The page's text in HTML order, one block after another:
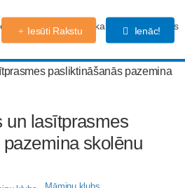
Grūtniecības kalendārs Forums
Iesūti Rakstu Ienāc!
un lasītprasmes
skolēnu